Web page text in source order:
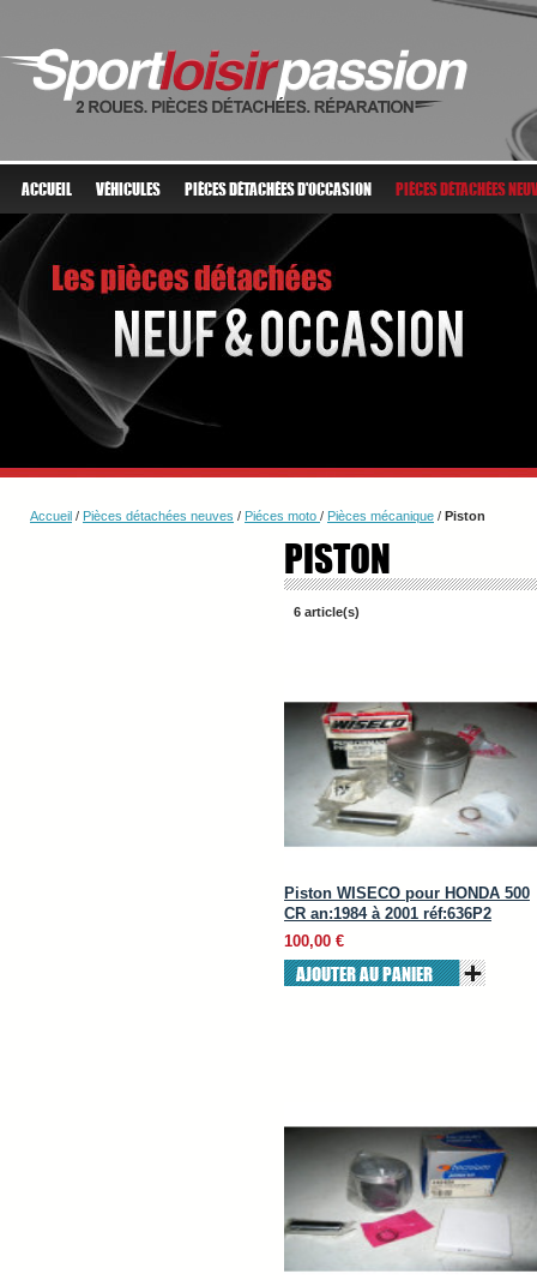
ACCUEIL VÉHICULES PIÈCES DÉTACHÉES D'OCCASION PIÈCES DÉTACHÉES
Accueil / Pièces détachées neuves / Piéces moto / Pièces mécanique / Piston
PISTON
6 article(s)
Piston WISECO pour HONDA 500
CR an:1984 à 2001 réf:636P2
100,00 €
AJOUTER AU PANIER